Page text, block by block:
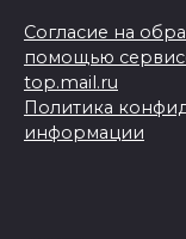
Согласие на
помощью
top.mail.ru
Политика
информации